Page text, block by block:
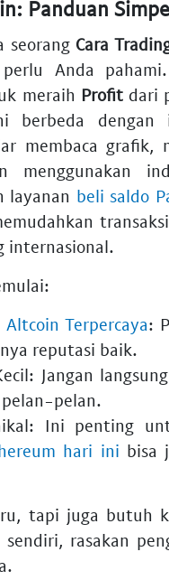
seorang Cara
Anda
meraih Profitdari
berbeda dengan
membaca grafik,
menggunakan
layanan beli saldo
internasional.
Terpercaya:
reputasi baik.
Jangan
pelan-pelan.
Ini penting
hari ini bisa
tapi juga butuh
rasakan